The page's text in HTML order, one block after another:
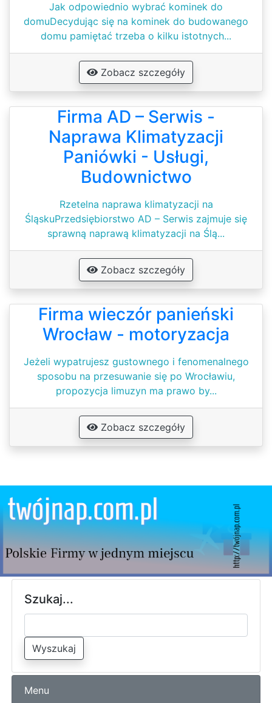
Jak odpowiednio wybrać kominek do
domuDecydując się na kominek do budowanego
domu pamiętać trzeba o kilku istotnych...
Zobacz szczegóły
Firma AD – Serwis -
Naprawa Klimatyzacji
Paniówki - Usługi,
Budownictwo
Rzetelna naprawa klimatyzacji na
ŚląskuPrzedsiębiorstwo AD – Serwis zajmuje się
sprawną naprawą klimatyzacji na Ślą...
Zobacz szczegóły
Firma wieczór panieński
Wrocław - motoryzacja
Jeżeli wypatrujesz gustownego i fenomenalnego
sposobu na przesuwanie się po Wrocławiu,
propozycja limuzyn ma prawo by...
Zobacz szczegóły
Szukaj...
Wyszukaj
Menu